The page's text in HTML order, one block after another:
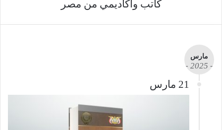
كاتب وأكاديمي من مصر
مارس
- 2025 -
21 مارس